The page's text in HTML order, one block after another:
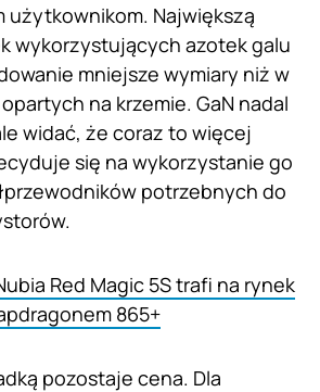
użytkownikom. Największą
wykorzystujących azotek galu
mniejsze wymiary niż w
na krzemie. GaN nadal
widać, że coraz to więcej
się na wykorzystanie go
potrzebnych do
Red Magic 5S trafi na rynek
865+
pozostaje cena. Dla